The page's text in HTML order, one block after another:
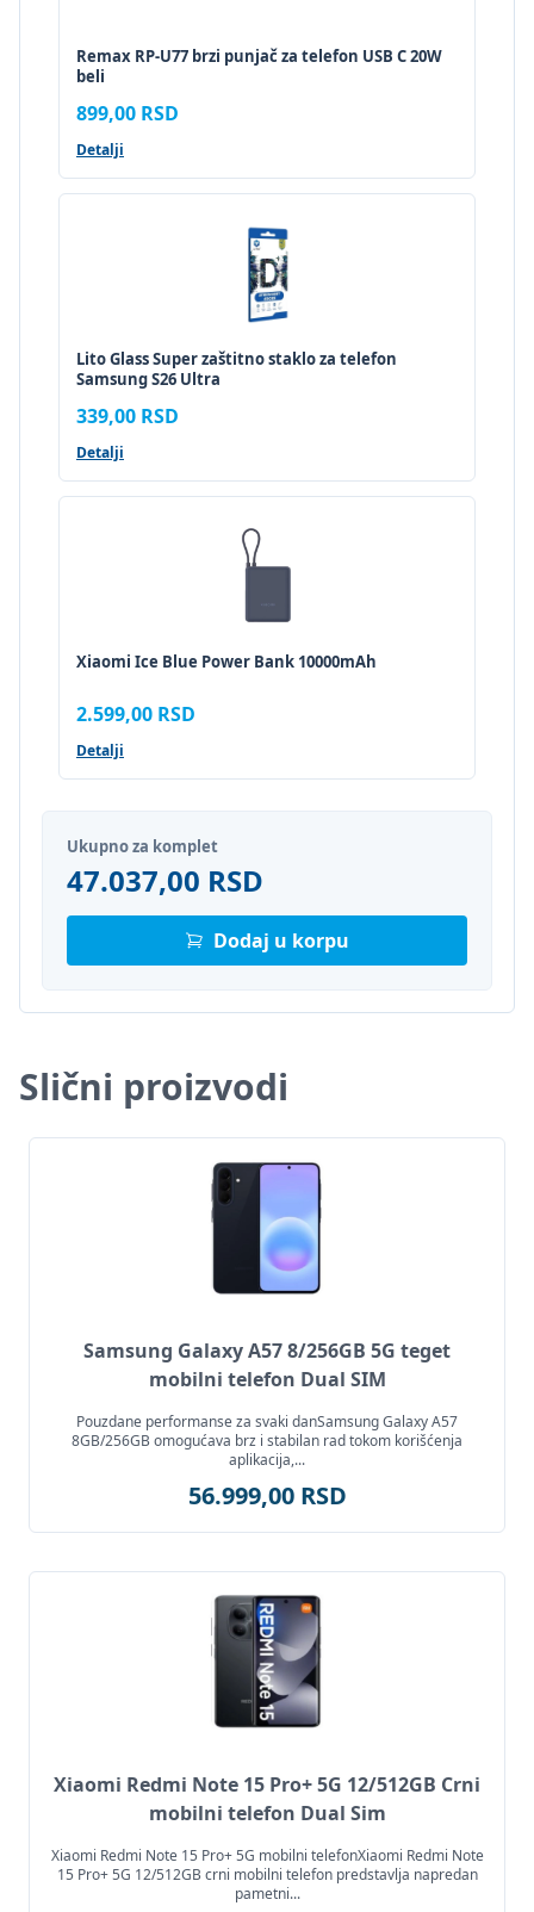
Remax RP-U77 brzi punjač za telefon USB C 20W
beli
899,00 RSD
Detalji
Lito Glass Super zaštitno staklo za telefon
Samsung S26 Ultra
339,00 RSD
Detalji
Xiaomi Ice Blue Power Bank 10000mAh
2.599,00 RSD
Detalji
Ukupno za komplet
47.037,00 RSD
Dodaj u korpu
Slični proizvodi
Samsung Galaxy A57 8/256GB 5G teget
mobilni telefon Dual SIM
Pouzdane performanse za svaki danSamsung Galaxy A57
8GB/256GB omogućava brz i stabilan rad tokom korišćenja
aplikacija,...
56.999,00 RSD
Xiaomi Redmi Note 15 Pro+ 5G 12/512GB Crni
mobilni telefon Dual Sim
Xiaomi Redmi Note 15 Pro+ 5G mobilni telefonXiaomi Redmi Note
15 Pro+ 5G 12/512GB crni mobilni telefon predstavlja napredan
pametni...